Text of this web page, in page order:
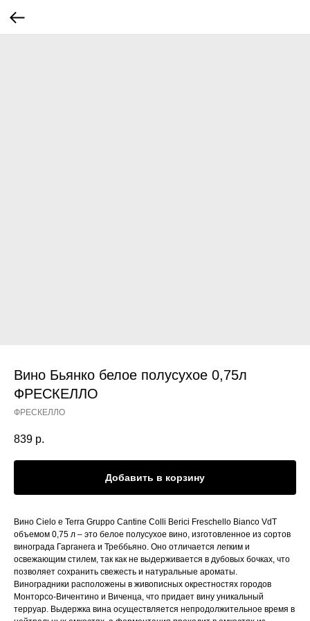
Вино Бьянко белое полусухое 0,75л
ФРЕСКЕЛЛО
ФРЕСКЕЛЛО
839 р.
Добавить в корзину
Вино Cielo e Terra Gruppo Cantine Colli Berici Freschello Bianco VdT
объемом 0,75 л – это белое полусухое вино, изготовленное из сортов
винограда Гарганега и Треббьяно. Оно отличается легким и
освежающим стилем, так как не выдерживается в дубовых бочках, что
позволяет сохранить свежесть и натуральные ароматы.
Виноградники расположены в живописных окрестностях городов
Монторсо-Вичентино и Виченца, что придает вину уникальный
терруар. Выдержка вина осуществляется непродолжительное время в